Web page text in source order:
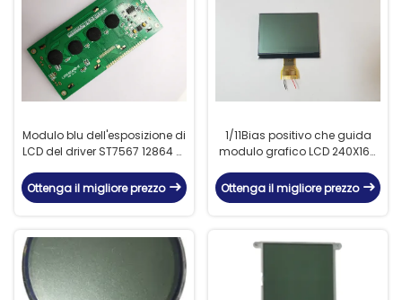
Modulo blu dell'esposizione di
LCD del driver ST7567 12864 di
macchina fotografica
Ottenga il migliore prezzo
1/11Bias positivo che guida
modulo grafico LCD 240X160
Ottenga il migliore prezzo